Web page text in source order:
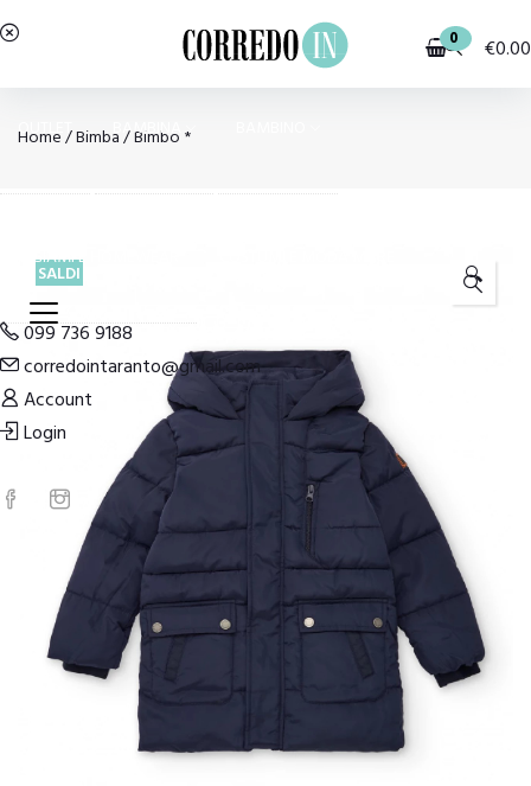
0 €0.00
OUTLET BAMBINA
PIGIAMI E HOMEWEAR
099 736 9188
corredointaranto@gmail.com
Account
Login
Home/Bimba/Bimbo *
SALDI 🔍